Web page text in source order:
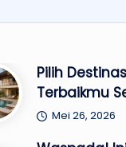
Pilih
Terbaikmu
Mei 26, 2026